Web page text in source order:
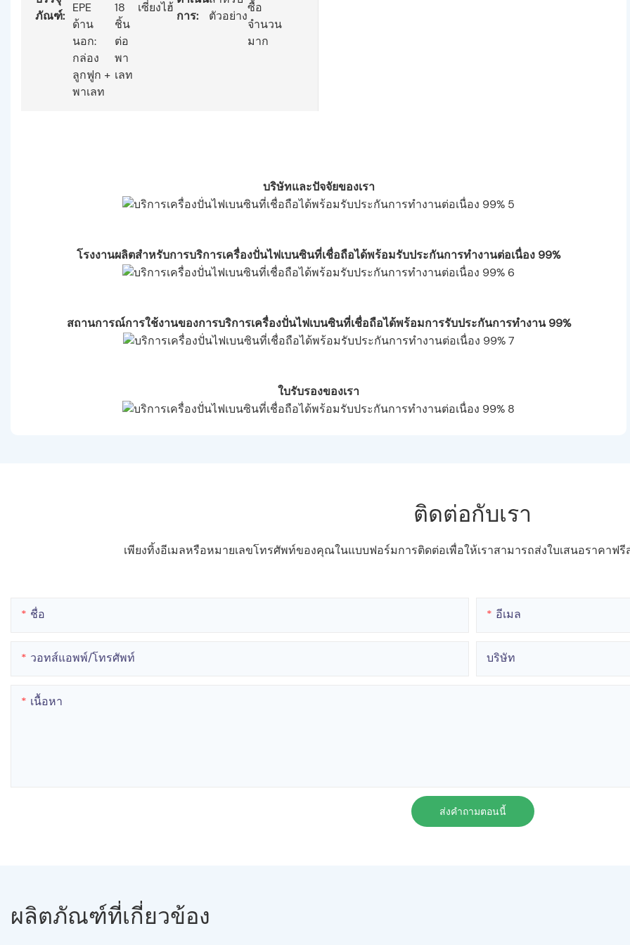
ภัณฑ์:
EPE
ด้าน
นอก:
กล่อง
ลูกฟูก +
พาเลท
18
ชิ้น
ต่อ
พา
เลท
เซี่ยงไฮ้
การ:
ตัวอย่าง
ซื้อ
จำนวน
มาก
บริษัทและปัจจัยของเรา
โรงงานผลิตสำหรับการบริการเครื่องปั่นไฟเบนซินที่เชื่อถือได้พร้อมรับประกันการทำงานต่อเนื่อง 99%
สถานการณ์การใช้งานของการบริการเครื่องปั่นไฟเบนซินที่เชื่อถือได้พร้อมการรับประกันการทำงาน 99%
ใบรับรองของเรา
ติดต่อกับเรา
เพียงทิ้งอีเมลหรือหมายเลขโทรศัพท์ของคุณในแบบฟอร์มการติดต่อเพื่อให้เราสามารถส่งใบเสนอราคาฟ
ชื่อ อีเมล
วอทส์แอพพ์/โทรศัพท์ บริษัท
เนื้อหา
ส่งคำถามตอนนี้
ผลิตภัณฑ์ที่เกี่ยวข้อง